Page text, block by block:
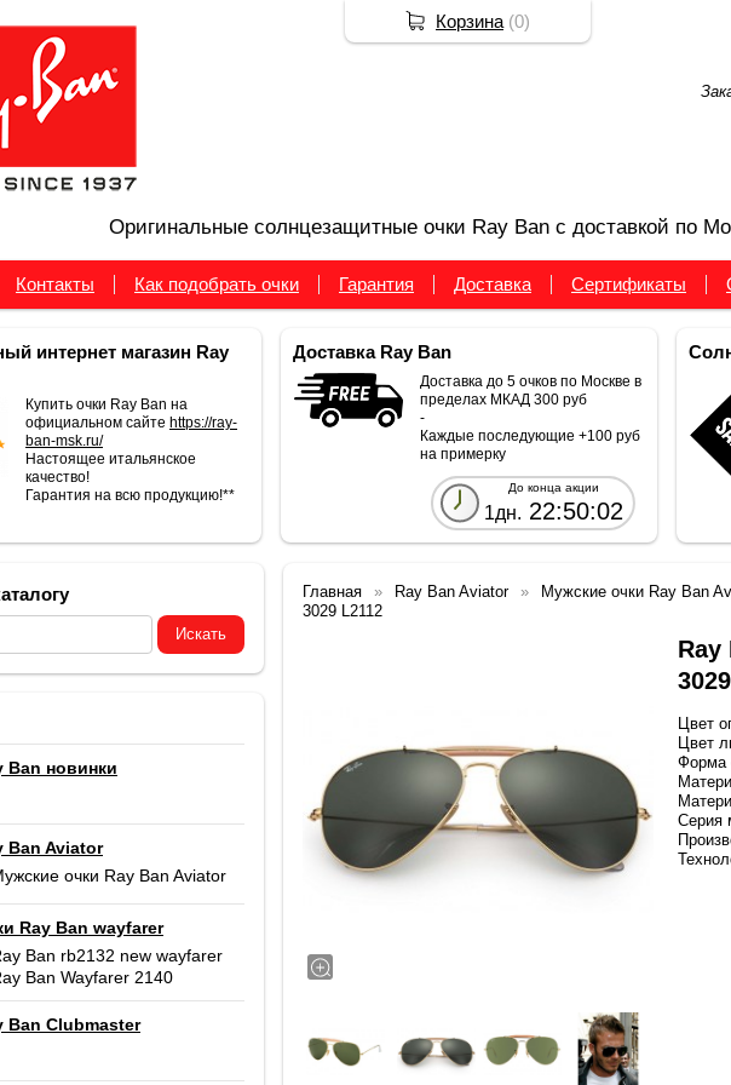
Оригинальные солнцезащитные очки Ray Ban с доставкой по
Контакты Как подобрать очки Гарантия Доставка Сертификаты
интернет магазин Ray
Купить очки Ray Ban на
официальном сайте https://ray-
ban-msk.ru/
Настоящее итальянское
качество!
Гарантия на всю продукцию!**
Доставка Ray Ban
Доставка до 5 очков по Москве в
пределах МКАД 300 руб
-
Каждые последующие +100 руб
на примерку
До конца акции
1дн. 22:50:02
Ban новинки
Ban Aviator
очки Ray Ban Aviator
Ray Ban wayfarer
Ban rb2132 new wayfarer
Ban Wayfarer 2140
Ban Clubmaster
Главная Ray Ban Aviator Мужские очки Ray Ban
3029 L2112
Ray
Цвет
Цвет
Форма
Серия
Корзина (0)